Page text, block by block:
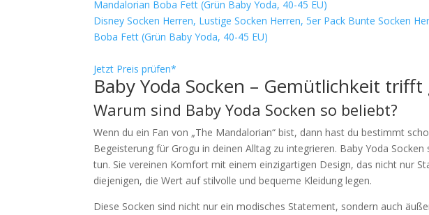
Disney Socken Herren, Lustige Socken Herren, 5er Pack Bunte Socken
Boba Fett (Grün Baby Yoda, 40-45 EU)
Jetzt Preis prüfen*
Baby Yoda Socken – Gemütlichkeit
Warum sind Baby Yoda Socken so beliebt?
Wenn du ein Fan von „The Mandalorian“ bist, dann hast du bestimmt
Begeisterung für Grogu in deinen Alltag zu integrieren. Baby Yoda
tun. Sie vereinen Komfort mit einem einzigartigen Design, das nicht nur
diejenigen, die Wert auf stilvolle und bequeme Kleidung legen.
Diese Socken sind nicht nur ein modisches Statement, sondern auch